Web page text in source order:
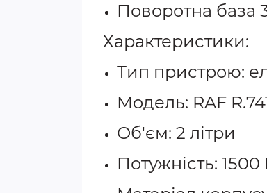
Поворотна база
Характеристики:
Тип пристрою:
Модель: RAF
Об'єм: 2 літри
Потужність: 1500